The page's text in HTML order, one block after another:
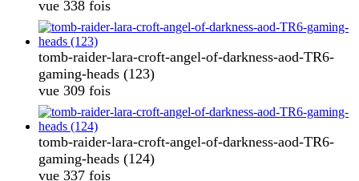
vue 338 fois
tomb-raider-lara-croft-angel-of-darkness-aod-TR6-
gaming-heads (123)
vue 309 fois
tomb-raider-lara-croft-angel-of-darkness-aod-TR6-
gaming-heads (124)
vue 337 fois